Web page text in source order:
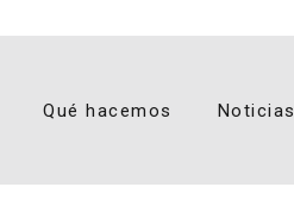
Qué hacemos Noticias